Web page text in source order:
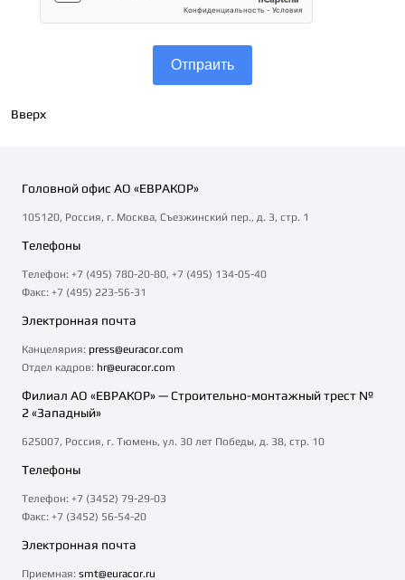
Отпраить
Вверх
Головной офис АО «ЕВРАКОР»
105120, Россия, г. Москва, Съезжинский пер., д. 3, стр. 1
Телефоны
Телефон: +7 (495) 780-20-80, +7 (495) 134-05-40
Факс: +7 (495) 223-56-31
Электронная почта
Канцелярия: press@euracor.com
Отдел кадров: hr@euracor.com
Филиал АО «ЕВРАКОР» — Строительно-монтажный трест №
2 «Западный»
625007, Россия, г. Тюмень, ул. 30 лет Победы, д. 38, стр. 10
Телефоны
Телефон: +7 (3452) 79-29-03
Факс: +7 (3452) 56-54-20
Электронная почта
Приемная: smt@euracor.ru